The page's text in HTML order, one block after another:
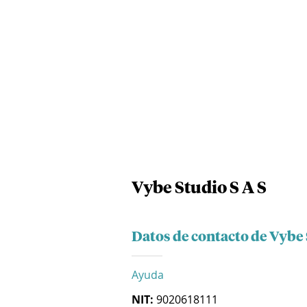
Vybe Studio S A S
Datos de contacto de Vybe
Ayuda
NIT: 9020618111